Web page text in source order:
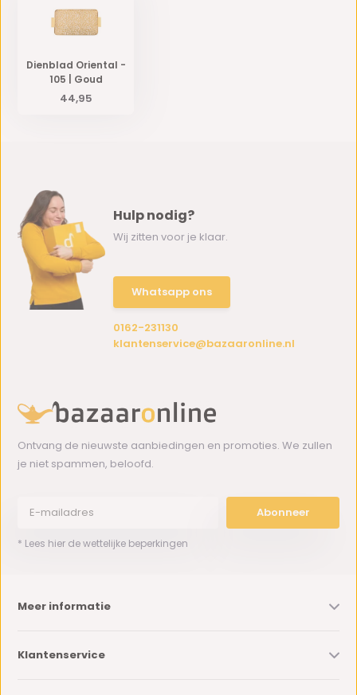
Dienblad Oriental -
105 | Goud
44,95
Hulp nodig?
Wij zitten voor je klaar.
Whatsapp ons
0162-231130
klantenservice@bazaaronline.nl
Ontvang de nieuwste aanbiedingen en promoties. We zullen
je niet spammen, beloofd.
Abonneer
* Lees hier de wettelijke beperkingen
Meer informatie
Klantenservice